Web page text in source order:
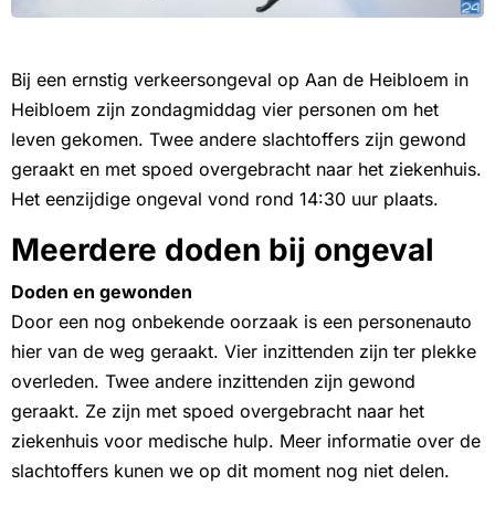
Bij een ernstig verkeersongeval op Aan de Heibloem in
Heibloem zijn zondagmiddag vier personen om het
leven gekomen. Twee andere slachtoffers zijn gewond
geraakt en met spoed overgebracht naar het ziekenhuis.
Het eenzijdige ongeval vond rond 14:30 uur plaats.
Meerdere doden bij ongeval
Doden en gewonden
Door een nog onbekende oorzaak is een personenauto
hier van de weg geraakt. Vier inzittenden zijn ter plekke
overleden. Twee andere inzittenden zijn gewond
geraakt. Ze zijn met spoed overgebracht naar het
ziekenhuis voor medische hulp. Meer informatie over de
slachtoffers kunen we op dit moment nog niet delen.